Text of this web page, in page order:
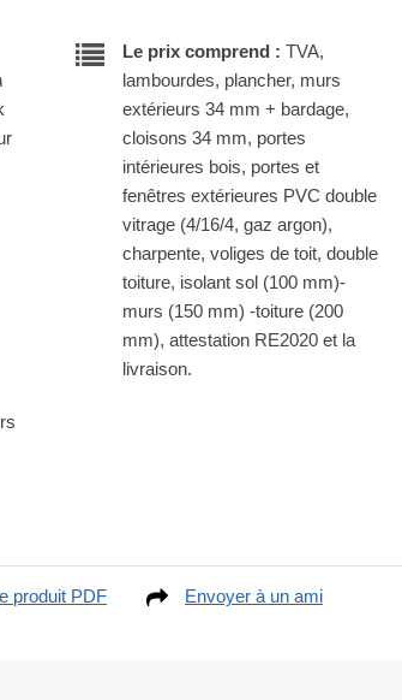
Le prix comprend : TVA,
lambourdes, plancher, murs
extérieurs 34 mm + bardage,
cloisons 34 mm, portes
intérieures bois, portes et
fenêtres extérieures PVC double
vitrage (4/16/4, gaz argon),
charpente, voliges de toit, double
toiture, isolant sol (100 mm)-
murs (150 mm) -toiture (200
mm), attestation RE2020 et la
livraison.
produit PDF Envoyer à un ami